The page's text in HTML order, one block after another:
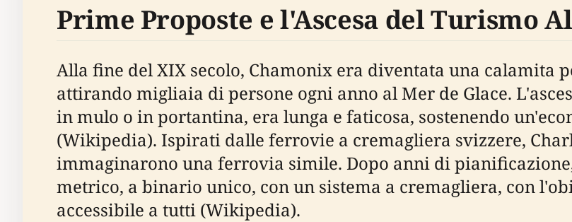
Prime Proposte e l'Ascesa del Turismo
Alla fine del XIX secolo, Chamonix era diventata una calamita
attirando migliaia di persone ogni anno al Mer de Glace.
in mulo o in portantina, era lunga e faticosa, sostenendo
(Wikipedia). Ispirati dalle ferrovie a cremagliera svizzere,
immaginarono una ferrovia simile. Dopo anni di
metrico, a binario unico, con un sistema a cremagliera, con
accessibile a tutti (Wikipedia).